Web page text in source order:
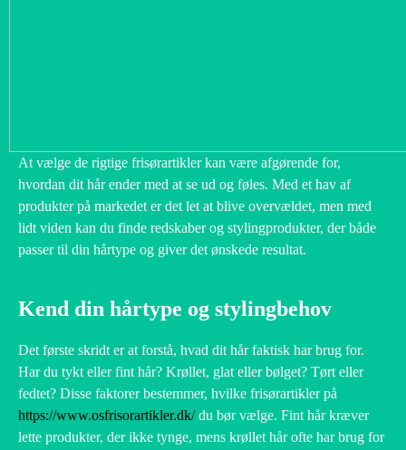
At vælge de rigtige frisørartikler kan være afgørende for,
hvordan dit hår ender med at se ud og føles. Med et hav af
produkter på markedet er det let at blive overvældet, men med
lidt viden kan du finde redskaber og stylingprodukter, der både
passer til din hårtype og giver det ønskede resultat.
Kend din hårtype og stylingbehov
Det første skridt er at forstå, hvad dit hår faktisk har brug for.
Har du tykt eller fint hår? Krøllet, glat eller bølget? Tørt eller
fedtet? Disse faktorer bestemmer, hvilke frisørartikler på
https://www.osfrisorartikler.dk/du bør vælge. Fint hår kræver
lette produkter, der ikke tynge, mens krøllet hår ofte har brug for